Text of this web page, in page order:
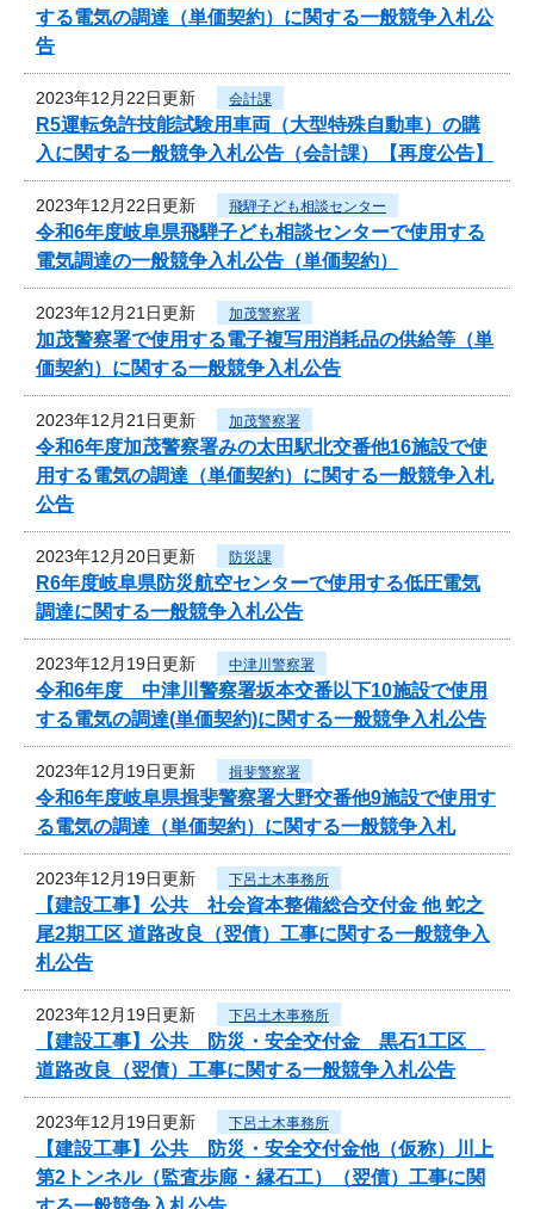
する電気の調達（単価契約）に関する一般競争入札公
告
2023年12月22日更新 会計課
R5運転免許技能試験用車両（大型特殊自動車）の購
入に関する一般競争入札公告（会計課）【再度公告】
2023年12月22日更新 飛騨子ども相談センター
令和6年度岐阜県飛騨子ども相談センターで使用する
電気調達の一般競争入札公告（単価契約）
2023年12月21日更新 加茂警察署
加茂警察署で使用する電子複写用消耗品の供給等（単
価契約）に関する一般競争入札公告
2023年12月21日更新 加茂警察署
令和6年度加茂警察署みの太田駅北交番他16施設で使
用する電気の調達（単価契約）に関する一般競争入札
公告
2023年12月20日更新 防災課
R6年度岐阜県防災航空センターで使用する低圧電気
調達に関する一般競争入札公告
2023年12月19日更新 中津川警察署
令和6年度 中津川警察署坂本交番以下10施設で使用
する電気の調達(単価契約)に関する一般競争入札公告
2023年12月19日更新 揖斐警察署
令和6年度岐阜県揖斐警察署大野交番他9施設で使用す
る電気の調達（単価契約）に関する一般競争入札
2023年12月19日更新 下呂土木事務所
【建設工事】公共 社会資本整備総合交付金 他 蛇之
尾2期工区 道路改良（翌債）工事に関する一般競争入
札公告
2023年12月19日更新 下呂土木事務所
【建設工事】公共 防災・安全交付金 黒石1工区
道路改良（翌債）工事に関する一般競争入札公告
2023年12月19日更新 下呂土木事務所
【建設工事】公共 防災・安全交付金他（仮称）川上
第2トンネル（監査歩廊・縁石工）（翌債）工事に関